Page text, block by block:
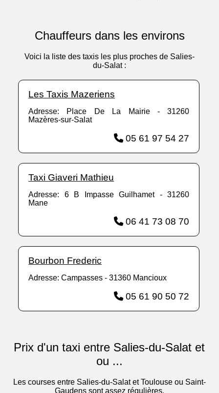
Chauffeurs dans les environs
Voici la liste des taxis les plus proches de Salies-
du-Salat :
Les Taxis Mazeriens
Adresse: Place De La Mairie - 31260
Mazères-sur-Salat
05 61 97 54 27
Taxi Giaveri Mathieu
Adresse: 6 B Impasse Guilhamet - 31260
Mane
06 41 73 08 70
Bourbon Frederic
Adresse: Campasses - 31360 Mancioux
05 61 90 50 72
Prix d'un taxi entre Salies-du-Salat et
ou ...
Les courses entre Salies-du-Salat et Toulouse ou Saint-
Gaudens sont assez régulières.